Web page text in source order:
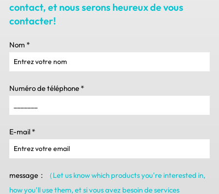
contact, et nous serons heureux de vous
contacter!
Nom *
Numéro de téléphone *
E-mail *
message： （Let us know which products you're interested in,
how you'll use them, et si vous avez besoin de services